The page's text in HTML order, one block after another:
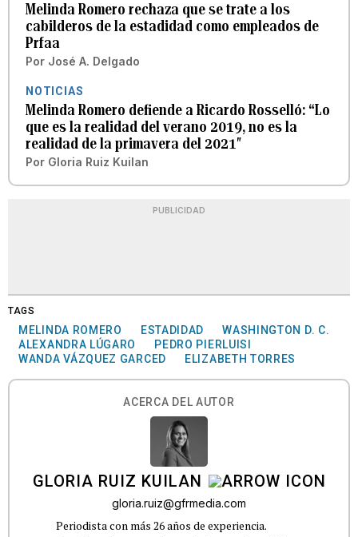
Melinda Romero rechaza que se trate a los
cabilderos de la estadidad como empleados de
Prfaa
Por José A. Delgado
NOTICIAS
Melinda Romero defiende a Ricardo Rosselló: “Lo
que es la realidad del verano 2019, no es la
realidad de la primavera del 2021″
Por Gloria Ruiz Kuilan
PUBLICIDAD
TAGS
MELINDA ROMERO ESTADIDAD
WASHINGTON D. C.
ALEXANDRA LÚGARO
PEDRO PIERLUISI
WANDA VÁZQUEZ GARCED
ELIZABETH TORRES
ACERCA DEL AUTOR
GLORIA RUIZ KUILAN
gloria.ruiz@gfrmedia.com
Periodista con más 26 años de experiencia.